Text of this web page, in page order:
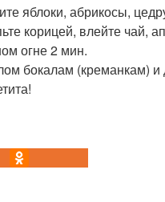
яблоки, абрикосы,
корицей, влейте чай,
огне 2 мин.
бокалам (креманкам) и